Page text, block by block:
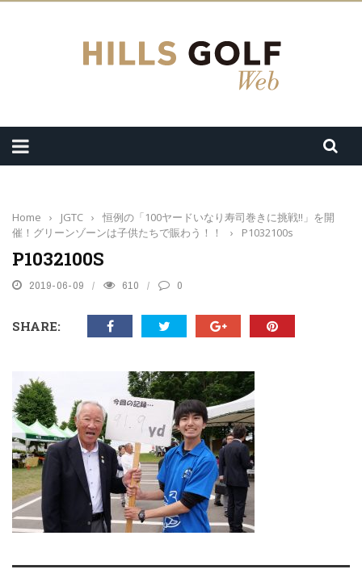
Home › JGTC ›
恒例の「100ヤードいなり寿司巻きに挑戦!!」を開
催！グリーンゾーンは子供たちで賑わう！！
› P1032100s
P1032100S
2019-06-09 610 0
SHARE: